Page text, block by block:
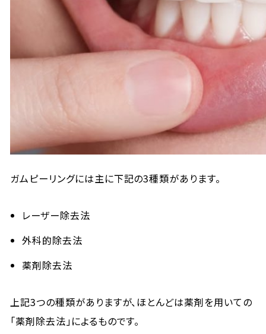
ガムピーリングには主に下記の3種類があります。
レーザー除去法
外科的除去法
薬剤除去法
上記3つの種類がありますが、ほとんどは薬剤を用いての
「薬剤除去法」によるものです。